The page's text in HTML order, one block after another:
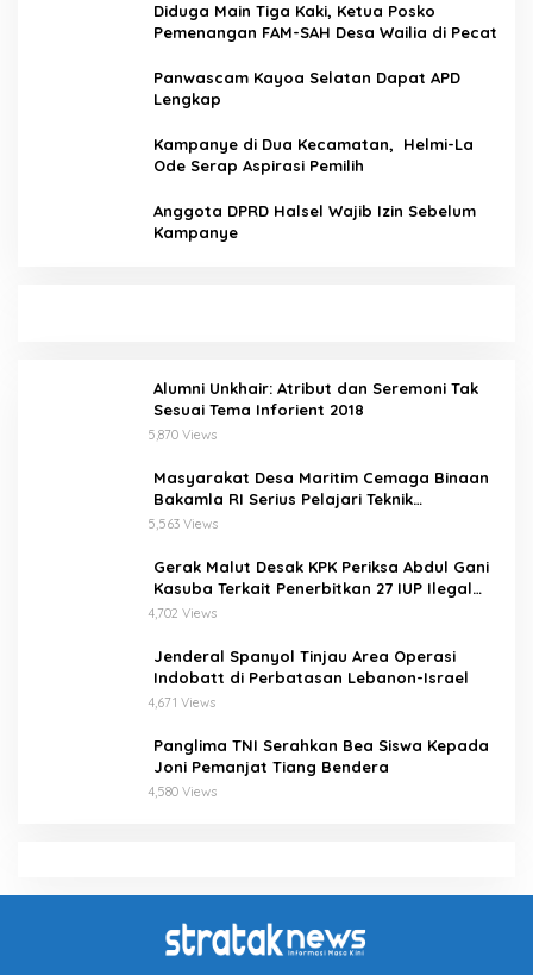
Diduga Main Tiga Kaki, Ketua Posko
Pemenangan FAM-SAH Desa Wailia di Pecat
Panwascam Kayoa Selatan Dapat APD
Lengkap
Kampanye di Dua Kecamatan, Helmi-La
Ode Serap Aspirasi Pemilih
Anggota DPRD Halsel Wajib Izin Sebelum
Kampanye
Alumni Unkhair: Atribut dan Seremoni Tak
Sesuai Tema Inforient 2018
5,870 Views
Masyarakat Desa Maritim Cemaga Binaan
Bakamla RI Serius Pelajari Teknik
Padamkan Api dan Penyelamatan di Laut
5,563 Views
Gerak Malut Desak KPK Periksa Abdul Gani
Kasuba Terkait Penerbitkan 27 IUP Ilegal
dan Hasil Temuan BPK RI
4,702 Views
Jenderal Spanyol Tinjau Area Operasi
Indobatt di Perbatasan Lebanon-Israel
4,671 Views
Panglima TNI Serahkan Bea Siswa Kepada
Joni Pemanjat Tiang Bendera
4,580 Views